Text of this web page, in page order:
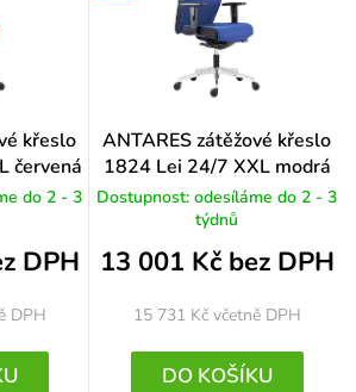
křeslo
červená
do 2 - 3
DPH
DPH
ANTARES zátěžové křeslo
1824 Lei 24/7 XXL modrá
Dostupnost: odesíláme do 2 - 3
týdnů
13 001 Kč bez DPH
15 731 Kč včetně DPH
DO KOŠÍKU